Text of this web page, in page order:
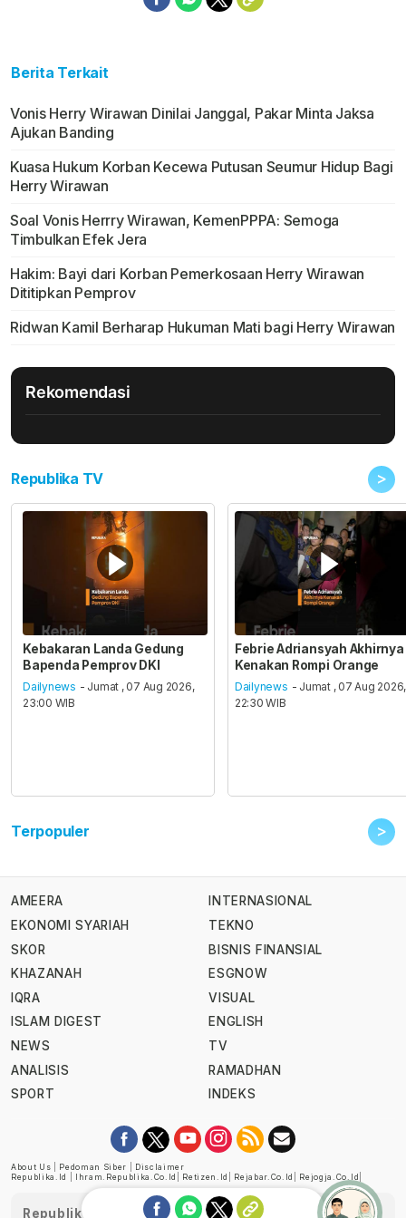
Berita Terkait
Vonis Herry Wirawan Dinilai Janggal, Pakar Minta Jaksa
Ajukan Banding
Kuasa Hukum Korban Kecewa Putusan Seumur Hidup Bagi
Herry Wirawan
Soal Vonis Herrry Wirawan, KemenPPPA: Semoga
Timbulkan Efek Jera
Hakim: Bayi dari Korban Pemerkosaan Herry Wirawan
Dititipkan Pemprov
Ridwan Kamil Berharap Hukuman Mati bagi Herry Wirawan
Rekomendasi
Republika TV >
Kebakaran Landa Gedung
Bapenda Pemprov DKI
Dailynews - Jumat , 07 Aug 2026,
23:00 WIB
Febrie Adriansyah Akhirnya
Kenakan Rompi Orange
Dailynews - Jumat , 07 Aug 2026,
22:30 WIB
Terpopuler >
AMEERA
EKONOMI SYARIAH
SKOR
KHAZANAH
IQRA
ISLAM DIGEST
NEWS
ANALISIS
SPORT
INTERNASIONAL
TEKNO
BISNIS FINANSIAL
ESGNOW
VISUAL
ENGLISH
TV
RAMADHAN
INDEKS
About Us Pedoman Siber
Disclaimer
Republika.id
Ihram.republika.co.id Retizen.id Rejabar.co.id Rejogja.co.id
Republika telah diverifikasi oleh Dewan Pers